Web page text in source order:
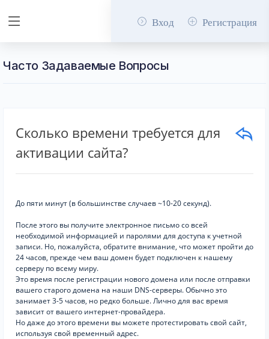
Вход Регистрация
Часто Задаваемые Вопросы
Сколько времени требуется для
активации сайта?
До пяти минут (в большинстве случаев ~10-20 секунд).
После этого вы получите электронное письмо со всей
необходимой информацией и паролями для доступа к учетной
записи. Но, пожалуйста, обратите внимание, что может пройти до
24 часов, прежде чем ваш домен будет подключен к нашему
серверу по всему миру.
Это время после регистрации нового домена или после отправки
вашего старого домена на наши DNS-серверы. Обычно это
занимает 3-5 часов, но редко больше. Лично для вас время
зависит от вашего интернет-провайдера.
Но даже до этого времени вы можете протестировать свой сайт,
используя свой временный адрес.